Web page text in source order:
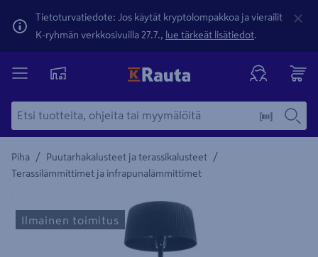
Tietoturvatiedote: Jos käytät kryptolompakkoa ja vierailit
K-ryhmän verkkosivuilla 27.7., lue tärkeät lisätiedot.
Piha / Puutarhakalusteet ja terassikalusteet /
Terassilämmittimet ja infrapunalämmittimet
Yksityiskohtainen kuvaus löytyy Tuotteen kuvaus -
Ilmainen toimitus